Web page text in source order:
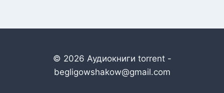
© 2026 Аудиокниги torrent -
begligowshakow@gmail.com